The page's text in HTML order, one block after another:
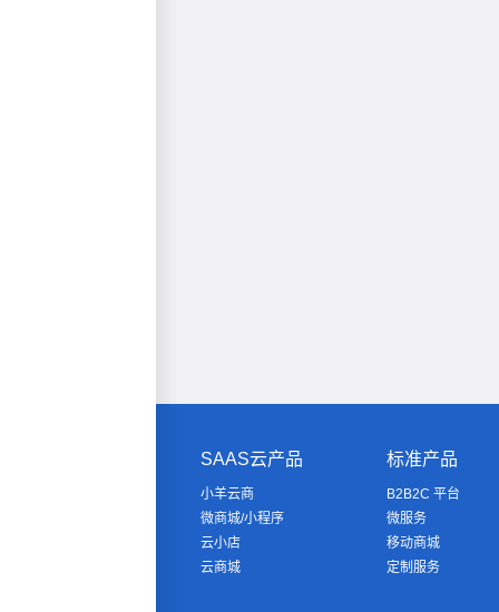
SAAS云产品
小羊云商
微商城/小程序
云小店
云商城
标准产品
B2B2C 平台
微服务
移动商城
定制服务